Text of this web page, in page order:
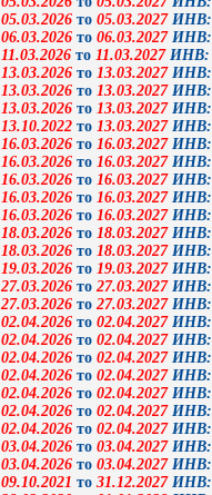
05.03.2026 то 05.03.2027 ИНВ:
06.03.2026 то 06.03.2027 ИНВ:
11.03.2026 то 11.03.2027 ИНВ:
13.03.2026 то 13.03.2027 ИНВ:
13.03.2026 то 13.03.2027 ИНВ:
13.03.2026 то 13.03.2027 ИНВ:
13.10.2022 то 13.03.2027 ИНВ:
16.03.2026 то 16.03.2027 ИНВ:
16.03.2026 то 16.03.2027 ИНВ:
16.03.2026 то 16.03.2027 ИНВ:
16.03.2026 то 16.03.2027 ИНВ:
16.03.2026 то 16.03.2027 ИНВ:
18.03.2026 то 18.03.2027 ИНВ:
18.03.2026 то 18.03.2027 ИНВ:
19.03.2026 то 19.03.2027 ИНВ:
27.03.2026 то 27.03.2027 ИНВ:
27.03.2026 то 27.03.2027 ИНВ:
02.04.2026 то 02.04.2027 ИНВ:
02.04.2026 то 02.04.2027 ИНВ:
02.04.2026 то 02.04.2027 ИНВ:
02.04.2026 то 02.04.2027 ИНВ:
02.04.2026 то 02.04.2027 ИНВ:
02.04.2026 то 02.04.2027 ИНВ:
02.04.2026 то 02.04.2027 ИНВ:
03.04.2026 то 03.04.2027 ИНВ:
03.04.2026 то 03.04.2027 ИНВ:
09.10.2021 то 31.12.2027 ИНВ: